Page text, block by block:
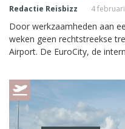
Redactie Reisbizz 4
Door werkzaamheden aan
weken geen rechtstreekse
Airport. De EuroCity, de